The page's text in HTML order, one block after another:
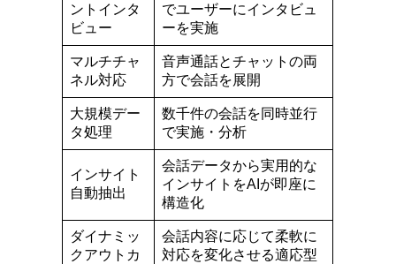
ントインタ
ビュー
でユーザーにインタビュ
ーを実施
マルチチャ
ネル対応
音声通話とチャットの両
方で会話を展開
大規模デー
タ処理
数千件の会話を同時並行
で実施・分析
インサイト
自動抽出
会話データから実用的な
インサイトをAIが即座に
構造化
ダイナミッ
クアウトカ
会話内容に応じて柔軟に
対応を変化させる適応型